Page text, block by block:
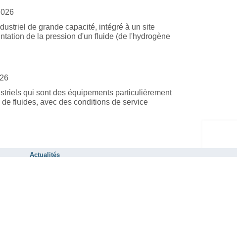
de grande capacité, intégré à un site
de la pression d'un fluide (de l'hydrogène
qui sont des équipements particulièrement
fluides, avec des conditions de service
Actualités